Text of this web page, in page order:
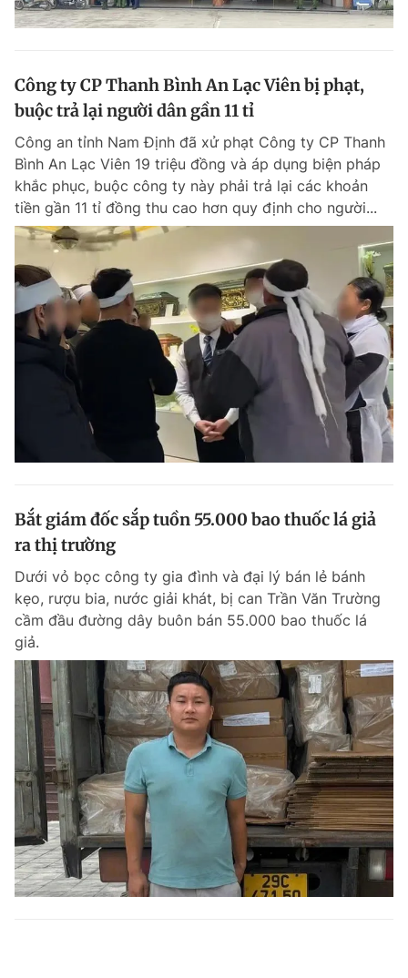
Công ty CP Thanh Bình An Lạc Viên bị phạt,
buộc trả lại người dân gần 11 tỉ
Công an tỉnh Nam Định đã xử phạt Công ty CP Thanh
Bình An Lạc Viên 19 triệu đồng và áp dụng biện pháp
khắc phục, buộc công ty này phải trả lại các khoản
tiền gần 11 tỉ đồng thu cao hơn quy định cho người...
Bắt giám đốc sắp tuồn 55.000 bao thuốc lá giả
ra thị trường
Dưới vỏ bọc công ty gia đình và đại lý bán lẻ bánh
kẹo, rượu bia, nước giải khát, bị can Trần Văn Trường
cầm đầu đường dây buôn bán 55.000 bao thuốc lá
giả.